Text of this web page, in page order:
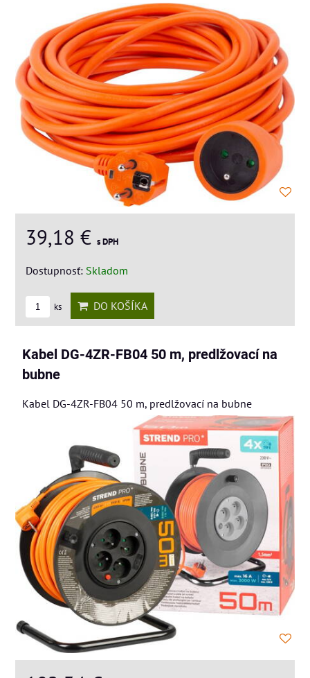
39,18 € s DPH
Dostupnosť: Skladom
ks DO KOŠÍKA
Kabel DG-4ZR-FB04 50 m, predlžovací na
bubne
Kabel DG-4ZR-FB04 50 m, predlžovací na bubne